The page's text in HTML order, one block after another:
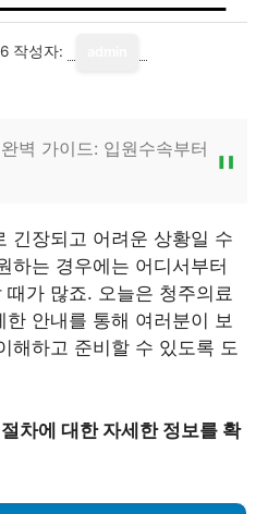
작성자:
벽 가이드: 입원수속부터
긴장되고 어려운 상황일 수
하는 경우에는 어디서부터
가 많죠. 오늘은 청주의료
안내를 통해 여러분이 보
해하고 준비할 수 있도록 도
차에 대한 자세한 정보를 확